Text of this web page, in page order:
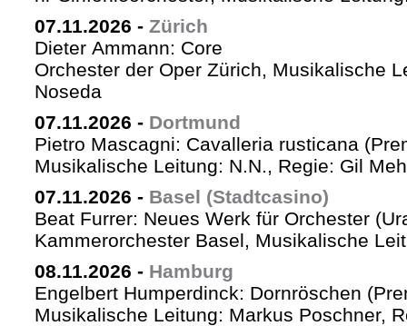
07.11.2026 - Zürich
Dieter Ammann: Core
Orchester der Oper Zürich, Musikalische
Noseda
07.11.2026 - Dortmund
Pietro Mascagni: Cavalleria rusticana
Musikalische Leitung: N.N., Regie: Gil
07.11.2026 - Basel (Stadtcasino)
Beat Furrer: Neues Werk für Orchester
Kammerorchester Basel, Musikalische
08.11.2026 - Hamburg
Engelbert Humperdinck: Dornröschen
Musikalische Leitung: Markus Poschner,